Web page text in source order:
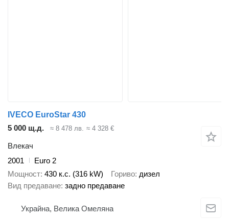
IVECO EuroStar 430
5 000 щ.д.
≈ 8 478 лв. ≈ 4 328 €
Влекач
2001
Euro 2
Мощност 430 к.с. (316 kW) Гориво дизел
Вид предаване задно предаване
Украйна, Велика Омеляна